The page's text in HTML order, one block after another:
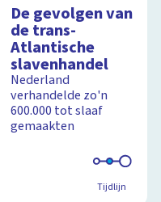
De gevolgen van
de trans-
Atlantische
slavenhandel
Nederland
verhandelde zo'n
600.000 tot slaaf
gemaakten
Tijdlijn